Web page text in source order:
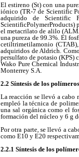
El estireno (St) con una
iónico (TR-7 de Scientific
adquirido de Scientific
ScientificPolymerProducts)
el metacrilato de alilo
una pureza de 99.3%. El
cetiltrimetilamonio
adquiridos de Aldrich.
persulfato de potasio (KPS)
Wako Pure Chemical
Monterrey S.A.
2.2 Síntesis de los
La reacción se llevó a cabo
empleó la técnica de
una sal orgánica como el
formación del núcleo y 6 g
Por otra parte, se llevó a
como E10 y E20
2.2.1 Síntesis de los